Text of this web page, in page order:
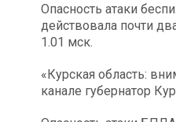
Опасность атаки
действовала почти
1.01 мск.
«Курская область:
канале губернатор